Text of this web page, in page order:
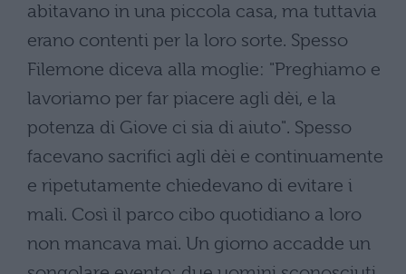
abitavano in una piccola casa, ma tuttavia
erano contenti per la loro sorte. Spesso
Filemone diceva alla moglie: "Preghiamo e
lavoriamo per far piacere agli dèi, e la
potenza di Giove ci sia di aiuto". Spesso
facevano sacrifici agli dèi e continuamente
e ripetutamente chiedevano di evitare i
mali. Così il parco cibo quotidiano a loro
non mancava mai. Un giorno accadde un